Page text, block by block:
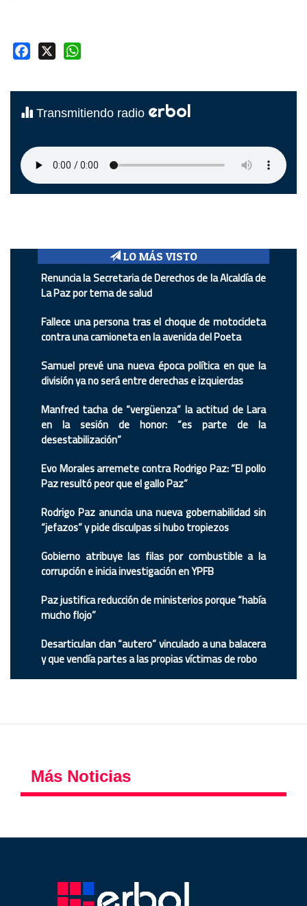
Facebook
Transmitiendo radio erbol
LO MÁS VISTO
Renuncia la Secretaria de Derechos de la Alcaldía de
La Paz por tema de salud
Fallece una persona tras el choque de motocicleta
contra una camioneta en la avenida del Poeta
Samuel prevé una nueva época política en que la
división ya no será entre derechas e izquierdas
Manfred tacha de “vergüenza” la actitud de Lara
en la sesión de honor: “es parte de la
desestabilización”
Evo Morales arremete contra Rodrigo Paz: “El pollo
Paz resultó peor que el gallo Paz”
Rodrigo Paz anuncia una nueva gobernabilidad sin
“jefazos” y pide disculpas si hubo tropiezos
Gobierno atribuye las filas por combustible a la
corrupción e inicia investigación en YPFB
Paz justifica reducción de ministerios porque “había
mucho flojo”
Desarticulan clan “autero” vinculado a una balacera
y que vendía partes a las propias víctimas de robo
Más Noticias